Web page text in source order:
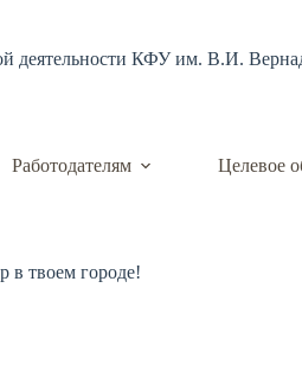
деятельности КФУ им. В.И.
Работодателям Целевое
в твоем городе!